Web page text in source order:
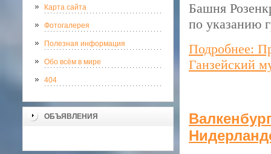
Карта сайта
Фотогалерея
Полезная информация
Обо всём в мире
404
ОБЪЯВЛЕНИЯ
Башня
по указанию
Подробнее:
Ганзейский